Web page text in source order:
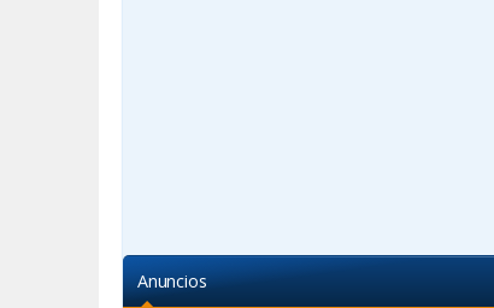
Anuncios